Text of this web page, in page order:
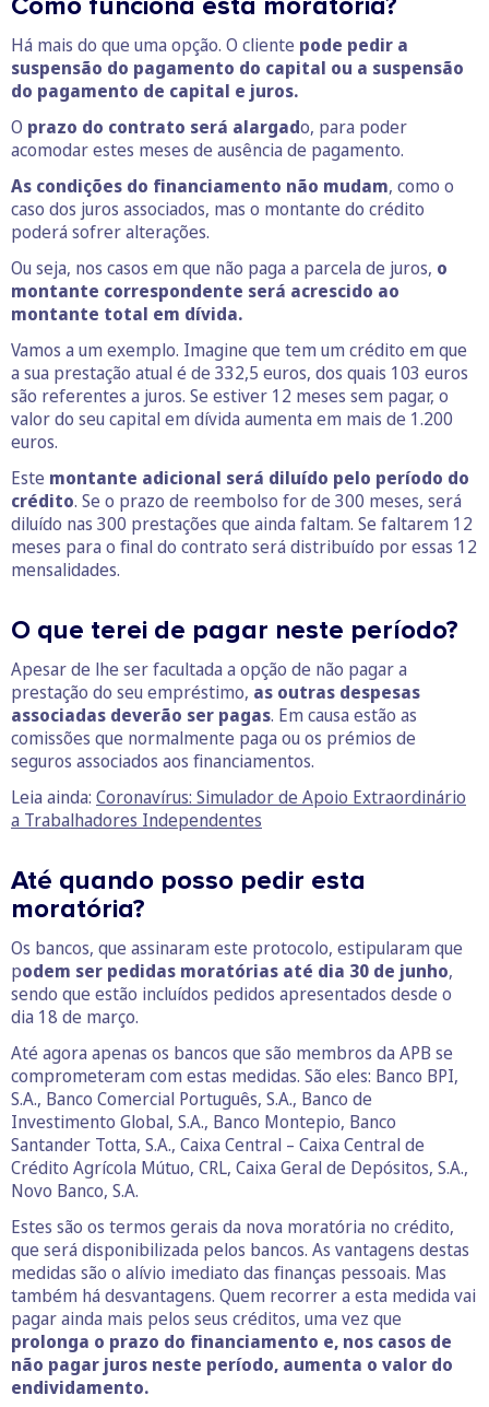
Há mais do que uma opção. O cliente pode pedir a
suspensão do pagamento do capital ou a suspensão
do pagamento de capital e juros.
O prazo do contrato será alargado, para poder
acomodar estes meses de ausência de pagamento.
As condições do financiamento não mudam, como o
caso dos juros associados, mas o montante do crédito
poderá sofrer alterações.
Ou seja, nos casos em que não paga a parcela de juros, o
montante correspondente será acrescido ao
montante total em dívida.
Vamos a um exemplo. Imagine que tem um crédito em que
a sua prestação atual é de 332,5 euros, dos quais 103 euros
são referentes a juros. Se estiver 12 meses sem pagar, o
valor do seu capital em dívida aumenta em mais de 1.200
euros.
Este montante adicional será diluído pelo período do
crédito. Se o prazo de reembolso for de 300 meses, será
diluído nas 300 prestações que ainda faltam. Se faltarem 12
meses para o final do contrato será distribuído por essas 12
mensalidades.
O que terei de pagar neste período?
Apesar de lhe ser facultada a opção de não pagar a
prestação do seu empréstimo, as outras despesas
associadas deverão ser pagas. Em causa estão as
comissões que normalmente paga ou os prémios de
seguros associados aos financiamentos.
Leia ainda: Coronavírus: Simulador de Apoio Extraordinário
a Trabalhadores Independentes
Até quando posso pedir esta
moratória?
Os bancos, que assinaram este protocolo, estipularam que
podem ser pedidas moratórias até dia 30 de junho,
sendo que estão incluídos pedidos apresentados desde o
dia 18 de março.
Até agora apenas os bancos que são membros da APB se
comprometeram com estas medidas. São eles: Banco BPI,
S.A., Banco Comercial Português, S.A., Banco de
Investimento Global, S.A., Banco Montepio, Banco
Santander Totta, S.A., Caixa Central – Caixa Central de
Crédito Agrícola Mútuo, CRL, Caixa Geral de Depósitos, S.A.,
Novo Banco, S.A.
Estes são os termos gerais da nova moratória no crédito,
que será disponibilizada pelos bancos. As vantagens destas
medidas são o alívio imediato das finanças pessoais. Mas
também há desvantagens. Quem recorrer a esta medida vai
pagar ainda mais pelos seus créditos, uma vez que
prolonga o prazo do financiamento e, nos casos de
não pagar juros neste período, aumenta o valor do
endividamento.